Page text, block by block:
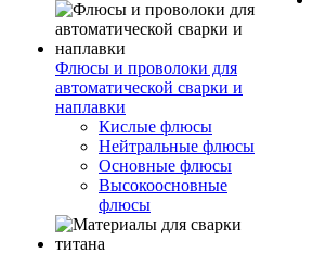
Флюсы и проволоки для
автоматической сварки и
наплавки
Кислые флюсы
Нейтральные флюсы
Основные флюсы
Высокоосновные
флюсы